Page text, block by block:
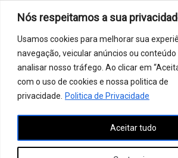
Nós respeitamos a sua
Usamos cookies para melhorar sua
navegação, veicular anúncios ou
analisar nosso tráfego. Ao clicar em
com o uso de cookies e nossa politica de
privacidade. Politica de Privacidade
Aceitar tudo
Ao acessar este site, você
Termos de Uso e Política de
pode conter links patrocinados,
AdSense, e links de afiliados.
comissão por vendas feitas
conteúdo aqui presente, incluindo
por direitos autorais e não pode